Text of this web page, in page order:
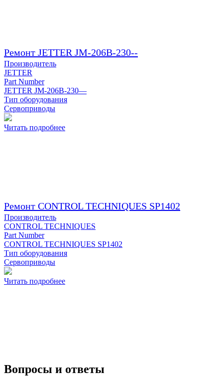
Ремонт JETTER JM-206B-230--
Производитель
JETTER
Part Number
JETTER JM-206B-230—
Тип оборудования
Сервоприводы
Читать подробнее
Ремонт CONTROL TECHNIQUES SP1402
Производитель
CONTROL TECHNIQUES
Part Number
CONTROL TECHNIQUES SP1402
Тип оборудования
Сервоприводы
Читать подробнее
Вопросы и ответы